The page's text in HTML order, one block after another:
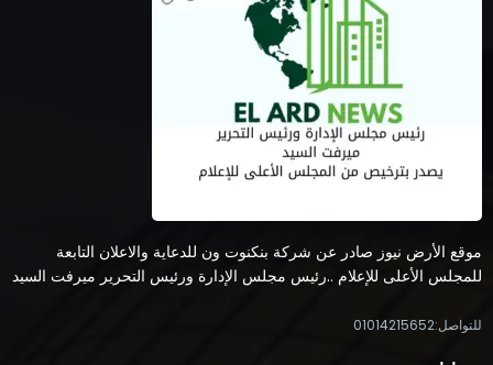
موقع الأرض نيوز صادر عن شركة بنكنوت ون للدعاية والاعلان التابعة
للمجلس الأعلى للإعلام ..رئيس مجلس الإدارة ورئيس التحرير ميرفت السيد
للتواصل:01014215652